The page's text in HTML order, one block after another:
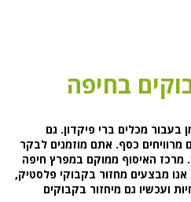
בחיפה
מכלים ברי פיקדון. גם
מרוויחים כסף. אתם מוזמנים לבקר
מרכז האיסוף ממוקם במפרץ חיפה
על פני כ- 10,000 מ"ר. אנו מבצעים מחזור בקבוקי פלסטיק,
ועכשיו גם מיחזור בקבוקים